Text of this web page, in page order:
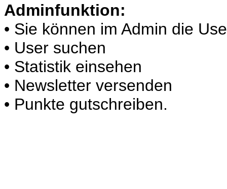
Adminfunktion:
• Sie können im Admin die
• User suchen
• Statistik einsehen
• Newsletter versenden
• Punkte gutschreiben.